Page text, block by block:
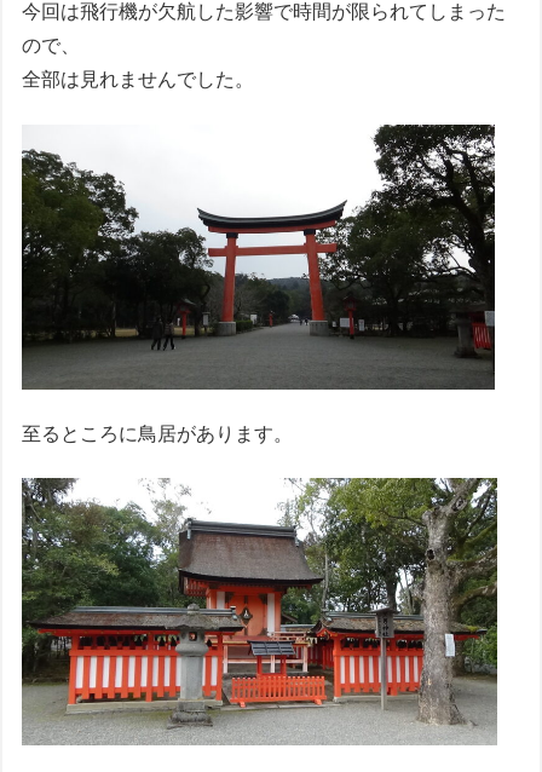
今回は飛行機が欠航した影響で時間が限られてしまった
ので、
全部は見れませんでした。
至るところに鳥居があります。